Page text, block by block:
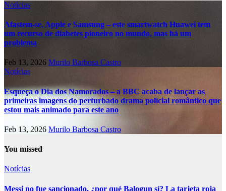
Notícias
Afastem-se, Apple e Samsung – este smartwatch Huawei tem
um recurso de diabetes pioneiro no mundo, mas há um
problema
Feb 13, 2026 Murilo Barbosa Castro
Notícias
Esqueça o Dia dos Namorados – a BBC acaba de lançar as
primeiras imagens do perturbado drama policial romântico que
estou mais animado para este ano
Feb 13, 2026 Murilo Barbosa Castro
You missed
Notícias
Messi no fue sancionado, ¿por qué Balogun sí? La tarjeta roja